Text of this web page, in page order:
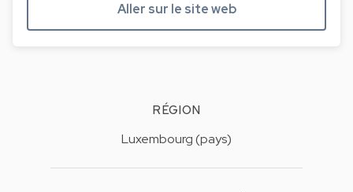
Aller sur le site web
RÉGION
Luxembourg (pays)